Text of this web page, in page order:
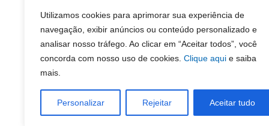
Utilizamos cookies para aprimorar sua experiência de
navegação, exibir anúncios ou conteúdo personalizado e
analisar nosso tráfego. Ao clicar em “Aceitar todos”, você
concorda com nosso uso de cookies. Clique aqui e saiba
mais.
Personalizar Rejeitar Aceitar tudo